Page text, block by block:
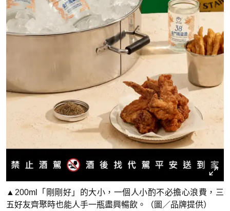
▲200ml「剛剛好」的大小，一個人小酌不必擔心浪費，三
五好友齊聚時也能人手一瓶盡興暢飲。（圖／品牌提供）